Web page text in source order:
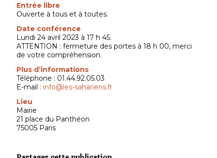
Entrée libre
Ouverte à tous et à toutes.
Date conférence
Lundi 24 avril 2023 à 17 h 45.
ATTENTION : fermeture des portes à 18 h 00, merci
de votre compréhension.
Plus d’informations
Téléphone : 01.44.92.05.03
E-mail : info@les-sahariens.fr
Lieu
Mairie
21 place du Panthéon
75005 Paris